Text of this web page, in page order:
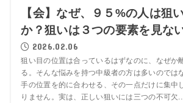
【会】なぜ、９５%の人は狙
か？狙いは３つの要素を見な
2026.02.06
狙い目の位置は合っているはずなのに、なぜか
る。そんな悩みを持つ中級者の方は多いのでは
手の位置を的に合わせる、その一点だけに集中
りません。実は、正しい狙いには三つの不可欠